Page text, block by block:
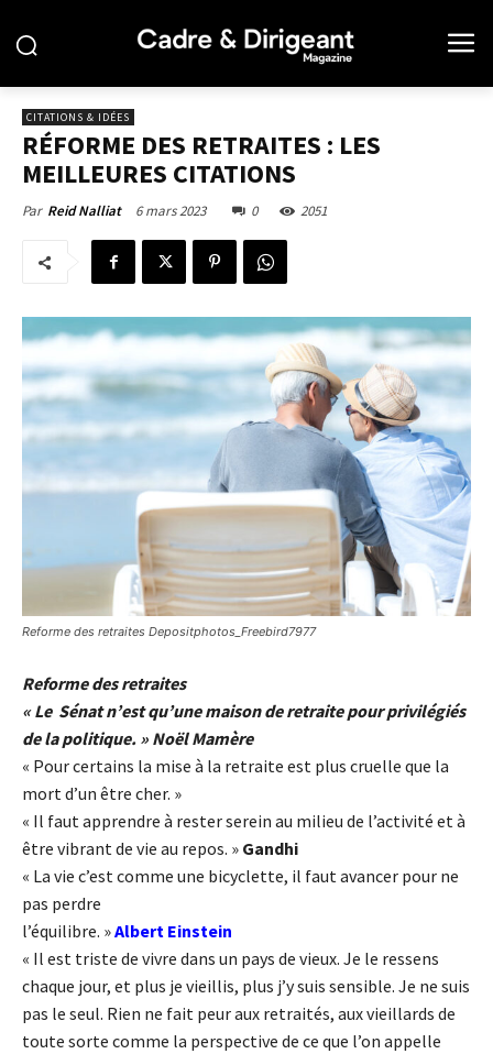
CITATIONS & IDÉES
RÉFORME DES RETRAITES : LES
MEILLEURES CITATIONS
Par Reid Nalliat 6 mars 2023 0 2051
Reforme des retraites Depositphotos_Freebird7977
Reforme des retraites
« Le Sénat n’est qu’une maison de retraite pour privilégiés
de la politique. » Noël Mamère
« Pour certains la mise à la retraite est plus cruelle que la
mort d’un être cher. »
« Il faut apprendre à rester serein au milieu de l’activité et à
être vibrant de vie au repos. » Gandhi
« La vie c’est comme une bicyclette, il faut avancer pour ne
pas perdre
l’équilibre. »Albert Einstein
« Il est triste de vivre dans un pays de vieux. Je le ressens
chaque jour, et plus je vieillis, plus j’y suis sensible. Je ne suis
pas le seul. Rien ne fait peur aux retraités, aux vieillards de
toute sorte comme la perspective de ce que l’on appelle